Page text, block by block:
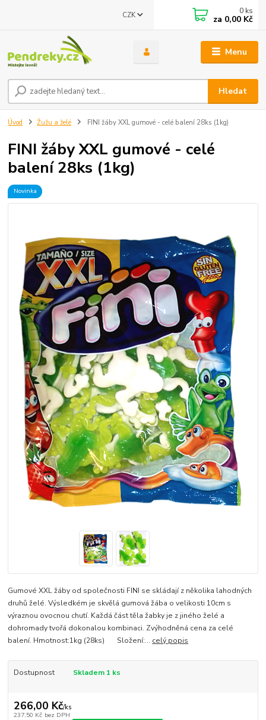
Menu
CZK
Hledat
0 ks
za 0,00 Kč
Úvod Žužu a želé FINI žáby XXL gumové - celé balení 28ks (1kg)
FINI žáby XXL gumové - celé
balení 28ks (1kg)
Novinka
Gumové XXL žáby od společnosti FINI se skládají z několika lahodných
druhů želé. Výsledkém je skvělá gumová žába o velikosti 10cm s
výraznou ovocnou chutí. Každá část těla žabky je z jiného želé a
dohromady tvořá dokonalou kombinaci. Zvýhodněná cena za celé
balení. Hmotnost:1kg (28ks) Složení:... celý popis
Dostupnost Skladem 1 ks
266,00 Kč/ks
237,50 Kč bez DPH